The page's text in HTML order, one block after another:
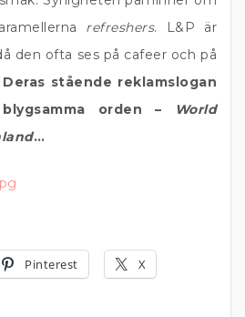
refreshers. L&P är
den ofta ses på cafeer och på
Deras stående reklamslogan
orden –
World
…
Pinterest X